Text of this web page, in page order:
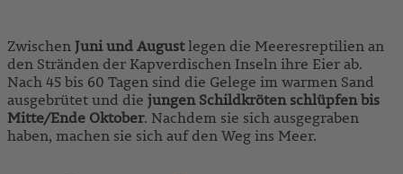
Zwischen Juni und Augustlegen die Meeresreptilien an
den Stränden der Kapverdischen Inseln ihre Eier ab.
Nach 45 bis 60 Tagen sind die Gelege im warmen Sand
ausgebrütet und die jungen Schildkröten schlüpfen bis
Mitte/Ende Oktober. Nachdem sie sich ausgegraben
haben, machen sie sich auf den Weg ins Meer.